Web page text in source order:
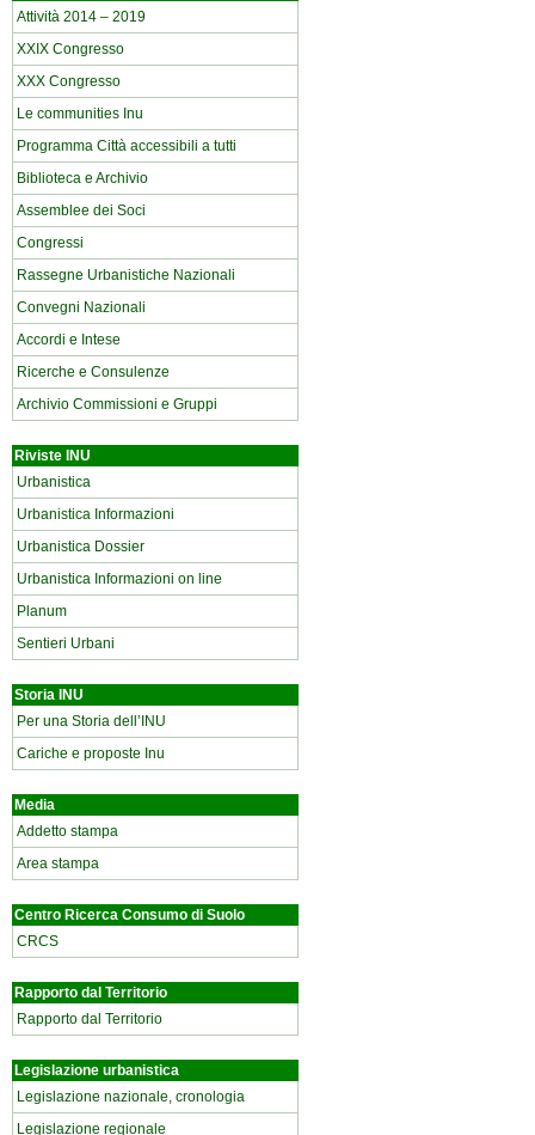
Attività 2014 – 2019
XXIX Congresso
XXX Congresso
Le communities Inu
Programma Città accessibili a tutti
Biblioteca e Archivio
Assemblee dei Soci
Congressi
Rassegne Urbanistiche Nazionali
Convegni Nazionali
Accordi e Intese
Ricerche e Consulenze
Archivio Commissioni e Gruppi
Riviste INU
Urbanistica
Urbanistica Informazioni
Urbanistica Dossier
Urbanistica Informazioni on line
Planum
Sentieri Urbani
Storia INU
Per una Storia dell’INU
Cariche e proposte Inu
Media
Addetto stampa
Area stampa
Centro Ricerca Consumo di Suolo
CRCS
Rapporto dal Territorio
Rapporto dal Territorio
Legislazione urbanistica
Legislazione nazionale, cronologia
Legislazione regionale